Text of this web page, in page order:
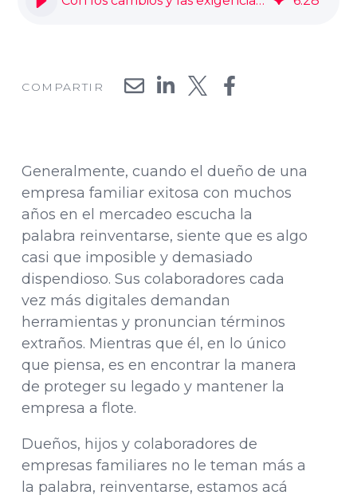
COMPARTIR
Generalmente, cuando el dueño de una
empresa familiar exitosa con muchos
años en el mercadeo escucha la
palabra reinventarse, siente que es algo
casi que imposible y demasiado
dispendioso. Sus colaboradores cada
vez más digitales demandan
herramientas y pronuncian términos
extraños. Mientras que él, en lo único
que piensa, es en encontrar la manera
de proteger su legado y mantener la
empresa a flote.
Dueños, hijos y colaboradores de
empresas familiares no le teman más a
la palabra, reinventarse, estamos acá